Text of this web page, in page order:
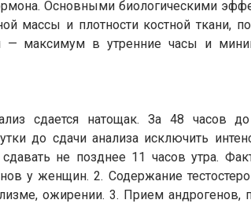
Основными биологическими
массы и плотности костной ткани,
— максимум в утренние часы и
сдается натощак. За 48 часов
до сдачи анализа исключить
сдавать не позднее 11 часов утра.
у женщин. 2. Содержание
ожирении. 3. Прием андрогенов,